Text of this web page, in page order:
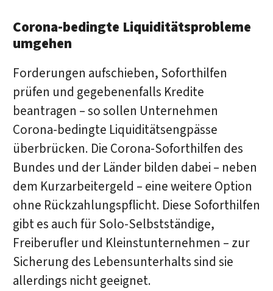
Corona-bedingte Liquiditätsprobleme
umgehen
Forderungen aufschieben, Soforthilfen
prüfen und gegebenenfalls Kredite
beantragen – so sollen Unternehmen
Corona-bedingte Liquiditätsengpässe
überbrücken. Die Corona-Soforthilfen des
Bundes und der Länder bilden dabei – neben
dem Kurzarbeitergeld – eine weitere Option
ohne Rückzahlungspflicht. Diese Soforthilfen
gibt es auch für Solo-Selbstständige,
Freiberufler und Kleinstunternehmen – zur
Sicherung des Lebensunterhalts sind sie
allerdings nicht geeignet.